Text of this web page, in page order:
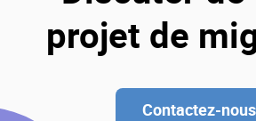
projet de
Contactez-nous